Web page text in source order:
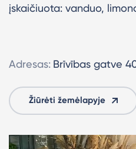
įskaičiuota: vanduo,
Adresas: Brīvības gatve
Žiūrėti žemėlapyje